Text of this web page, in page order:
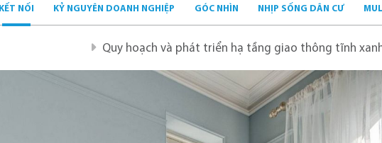
KẾT NỐI KỶ NGUYÊN DOANH NGHIỆP GÓC NHÌN NHỊP SỐNG DÂN CƯ
Quy hoạch và phát triển hạ tầng giao thông tĩnh xanh Quy hoạch